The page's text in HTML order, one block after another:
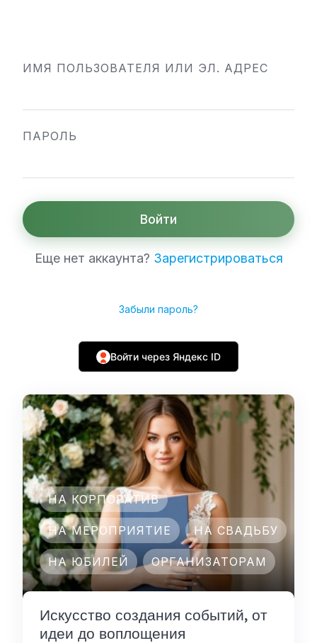
ИМЯ ПОЛЬЗОВАТЕЛЯ ИЛИ ЭЛ. АДРЕС
ПАРОЛЬ
Войти
Еще нет аккаунта? Зарегистрироваться
Забыли пароль?
Войти через Яндекс ID
НА КОРПОРАТИВ
НА МЕРОПРИЯТИЕ НА СВАДЬБУ
НА ЮБИЛЕЙ ОРГАНИЗАТОРАМ
Искусство создания событий, от
идеи до воплощения